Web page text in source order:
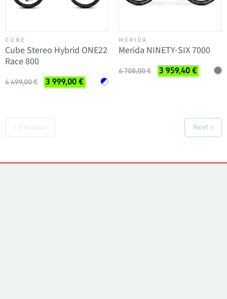
CUBE
Cube Stereo Hybrid ONE22
Race 800
4 499,00 € 3 999,00 €
MERIDA
Merida NINETY-SIX 7000
6 708,00 € 3 959,40 €
« Previous Next »